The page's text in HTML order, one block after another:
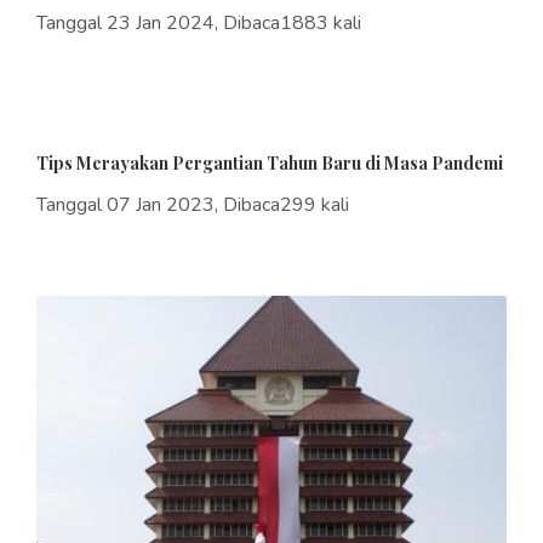
Tanggal 23 Jan 2024, Dibaca1883 kali
Tips Merayakan Pergantian Tahun Baru di Masa Pandemi
Tanggal 07 Jan 2023, Dibaca299 kali